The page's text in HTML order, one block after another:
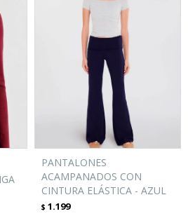
PANTALONES
ACAMPANADOS CON
CINTURA ELÁSTICA - AZUL
$ 1.199